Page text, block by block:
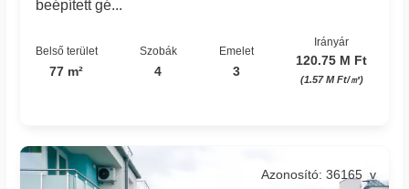
beépített gé...
Belső terület
77 m²
Szobák
4
Emelet
3
Irányár
120.75 M Ft
(1.57 M Ft/㎡)
Azonosító: 36165_v